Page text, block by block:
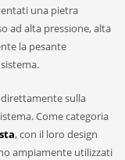
una pietra
ad alta pressione, alta
la pesante
sulla
Come categoria
, con il loro design
ampiamente utilizzati